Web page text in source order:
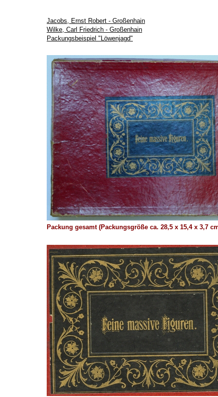
Jacobs, Ernst Robert - Großenhain
Wilke, Carl Friedrich - Großenhain
Packungsbeispiel "Löwenjagd"
Packung gesamt (Packungsgröße ca. 28,5 x 15,4 x 3,7